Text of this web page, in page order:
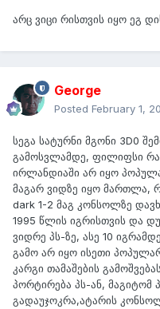
არც ვიცი რისთვის იყო ეგ
George
Posted February 1,
სეგა სატურნი მგონი 3D0
გამოსვლამდე, ფილიფსი
ირლანდიაში არ იყო
მაგარ ვიდზე იყო მართლა,
dark 1-2 მაგ კონსოლზე
1995 წლის იგრისთვის და
ვიდრე პს-ზე, ასე 10
გამო არ იყო ისეთი
კარგი თამაშების
პორტირება პს-ან, მაგიტომ
გადაუჯოკრა,ატარის